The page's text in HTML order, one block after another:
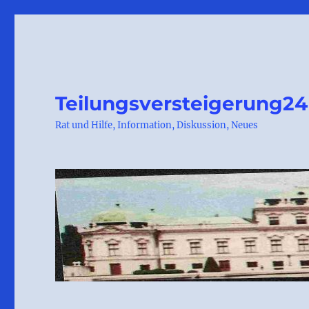
Teilungsversteigerung24
Rat und Hilfe, Information, Diskussion, Neues